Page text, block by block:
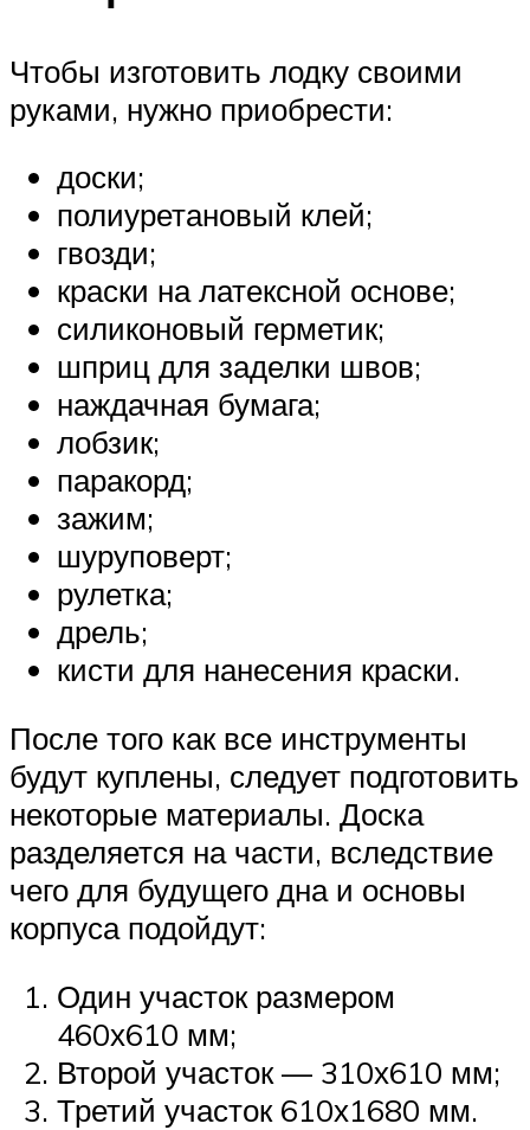
Чтобы изготовить лодку своими
руками, нужно приобрести:
доски;
полиуретановый клей;
гвозди;
краски на латексной основе;
силиконовый герметик;
шприц для заделки швов;
наждачная бумага;
лобзик;
паракорд;
зажим;
шуруповерт;
рулетка;
дрель;
кисти для нанесения краски.
После того как все инструменты
будут куплены, следует подготовить
некоторые материалы. Доска
разделяется на части, вследствие
чего для будущего дна и основы
корпуса подойдут:
Один участок размером
460х610 мм;
Второй участок — 310х610 мм;
Третий участок 610х1680 мм.